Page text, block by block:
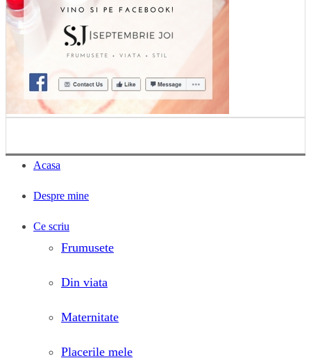
Acasa
Despre mine
Ce scriu
Frumusete
Din viata
Maternitate
Placerile mele